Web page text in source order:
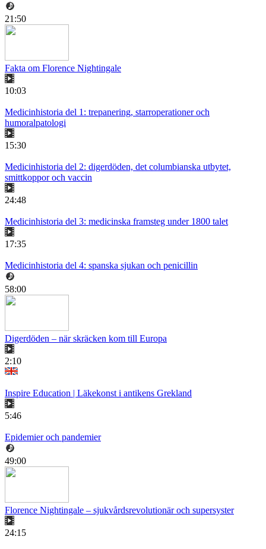
21:50
Fakta om Florence Nightingale
10:03
Medicinhistoria del 1: trepanering, starroperationer och
humoralpatologi
15:30
Medicinhistoria del 2: digerdöden, det columbianska utbytet,
smittkoppor och vaccin
24:48
Medicinhistoria del 3: medicinska framsteg under 1800 talet
17:35
Medicinhistoria del 4: spanska sjukan och penicillin
58:00
Digerdöden – när skräcken kom till Europa
2:10
Inspire Education | Läkekonst i antikens Grekland
5:46
Epidemier och pandemier
49:00
Florence Nightingale – sjukvårdsrevolutionär och supersyster
24:15